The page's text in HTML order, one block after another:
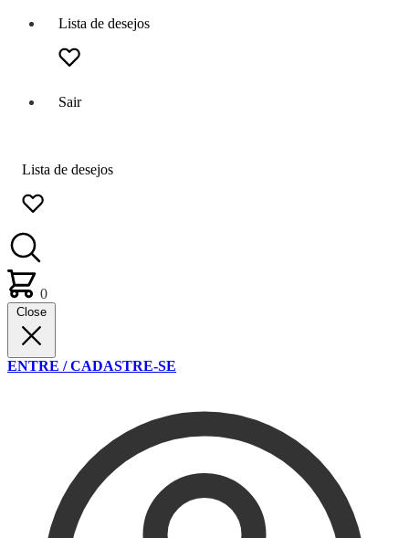
Lista de desejos
Sair
Lista de desejos
0
Close
ENTRE / CADASTRE-SE